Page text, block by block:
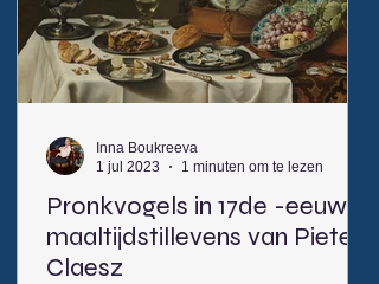
Franse koninklijke huis terecht en werd
later, in 1820, gesignaleerd in de outfits
van de Russische a
Pronkvogels in 17de -eeuwse
maaltijdstillevens van Pieter
Claesz
Inna Boukreeva
1 jul 2023
1 minuten om te lezen